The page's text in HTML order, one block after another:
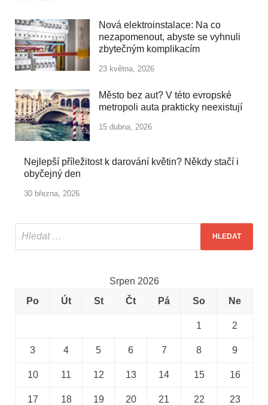
Nová elektroinstalace: Na co
nezapomenout, abyste se vyhnuli
zbytečným komplikacím
23 května, 2026
Město bez aut? V této evropské
metropoli auta prakticky neexistují
15 dubna, 2026
Nejlepší příležitost k darování květin? Někdy stačí i
obyčejný den
30 března, 2026
Srpen 2026
Po
Út St Čt Pá So Ne
1 2
3 4 5 6 7 8 9
10 11 12 13 14 15 16
17 18 19 20 21 22 23